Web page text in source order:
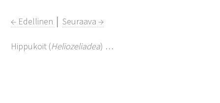
← Edellinen │Seuraava →
Hippukoit (Heliozeliadea) …